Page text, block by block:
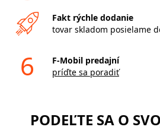
Fakt rýchle dodanie
tovar skladom posielame
6
F-Mobil predajní
príďte sa poradiť
PODEĽTE SA O